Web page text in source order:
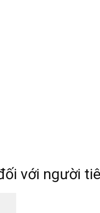
với người